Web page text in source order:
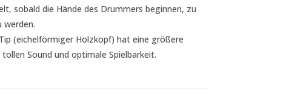
sobald die Hände des Drummers beginnen, zu
werden.
(eichelförmiger Holzkopf) hat eine größere
Sound und optimale Spielbarkeit.